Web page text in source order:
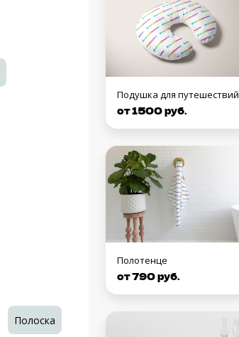
Подушка для путешествий
от 1500 руб.
Полотенце
от 790 руб.
Полоска